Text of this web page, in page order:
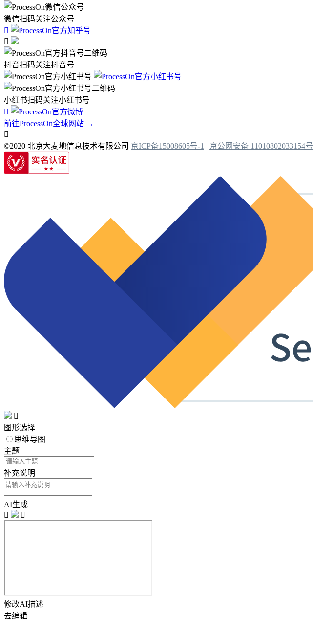
微信扫码关注公众号


抖音扫码关注抖音号
小红书扫码关注小红书号

前往ProcessOn全球网站 →

©2020 北京大麦地信息技术有限公司 京ICP备15008605号-1 | 京公网安备 11010802033154号

图形选择
思维导图
主题
补充说明
AI生成


修改AI描述
去编辑